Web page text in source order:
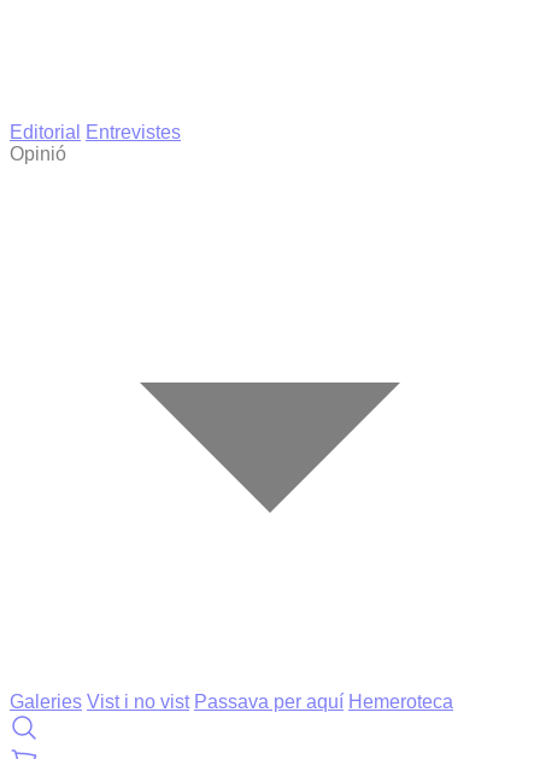
Editorial
Entrevistes
Opinió
Galeries Vist i no vist Passava per aquí Hemeroteca